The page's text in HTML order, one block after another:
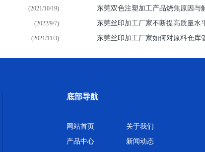
(2021/10/19) 东莞双色注塑加工产品烧焦原因与
(2022/9/7) 东莞丝印加工厂家不断提高质量水
(2021/11/3) 东莞丝印加工厂家如何对原料仓库
底部导航
网站首页
关于我们
产品中心
新闻动态